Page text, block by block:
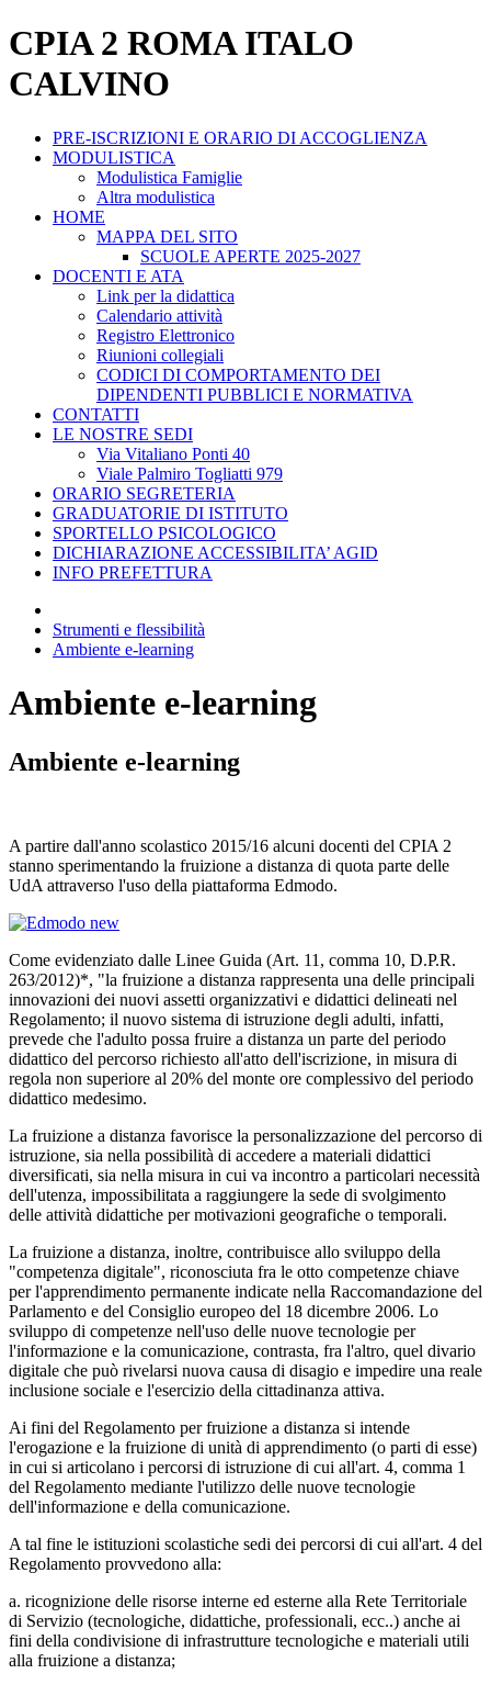
CPIA 2 ROMA ITALO
CALVINO
PRE-ISCRIZIONI E ORARIO DI ACCOGLIENZA
MODULISTICA
Modulistica Famiglie
Altra modulistica
HOME
MAPPA DEL SITO
SCUOLE APERTE 2025-2027
DOCENTI E ATA
Link per la didattica
Calendario attività
Registro Elettronico
Riunioni collegiali
CODICI DI COMPORTAMENTO DEI
DIPENDENTI PUBBLICI E NORMATIVA
CONTATTI
LE NOSTRE SEDI
Via Vitaliano Ponti 40
Viale Palmiro Togliatti 979
ORARIO SEGRETERIA
GRADUATORIE DI ISTITUTO
SPORTELLO PSICOLOGICO
DICHIARAZIONE ACCESSIBILITA’ AGID
INFO PREFETTURA
Strumenti e flessibilità
Ambiente e-learning
Ambiente e-learning
Ambiente e-learning
A partire dall'anno scolastico 2015/16 alcuni docenti del CPIA 2
stanno sperimentando la fruizione a distanza di quota parte delle
UdA attraverso l'uso della piattaforma Edmodo.
Come evidenziato dalle Linee Guida (Art. 11, comma 10, D.P.R.
263/2012)*, "la fruizione a distanza rappresenta una delle principali
innovazioni dei nuovi assetti organizzativi e didattici delineati nel
Regolamento; il nuovo sistema di istruzione degli adulti, infatti,
prevede che l'adulto possa fruire a distanza un parte del periodo
didattico del percorso richiesto all'atto dell'iscrizione, in misura di
regola non superiore al 20% del monte ore complessivo del periodo
didattico medesimo.
La fruizione a distanza favorisce la personalizzazione del percorso di
istruzione, sia nella possibilità di accedere a materiali didattici
diversificati, sia nella misura in cui va incontro a particolari necessità
dell'utenza, impossibilitata a raggiungere la sede di svolgimento
delle attività didattiche per motivazioni geografiche o temporali.
La fruizione a distanza, inoltre, contribuisce allo sviluppo della
"competenza digitale", riconosciuta fra le otto competenze chiave
per l'apprendimento permanente indicate nella Raccomandazione del
Parlamento e del Consiglio europeo del 18 dicembre 2006. Lo
sviluppo di competenze nell'uso delle nuove tecnologie per
l'informazione e la comunicazione, contrasta, fra l'altro, quel divario
digitale che può rivelarsi nuova causa di disagio e impedire una reale
inclusione sociale e l'esercizio della cittadinanza attiva.
Ai fini del Regolamento per fruizione a distanza si intende
l'erogazione e la fruizione di unità di apprendimento (o parti di esse)
in cui si articolano i percorsi di istruzione di cui all'art. 4, comma 1
del Regolamento mediante l'utilizzo delle nuove tecnologie
dell'informazione e della comunicazione.
A tal fine le istituzioni scolastiche sedi dei percorsi di cui all'art. 4 del
Regolamento provvedono alla:
a. ricognizione delle risorse interne ed esterne alla Rete Territoriale
di Servizio (tecnologiche, didattiche, professionali, ecc..) anche ai
fini della condivisione di infrastrutture tecnologiche e materiali utili
alla fruizione a distanza;